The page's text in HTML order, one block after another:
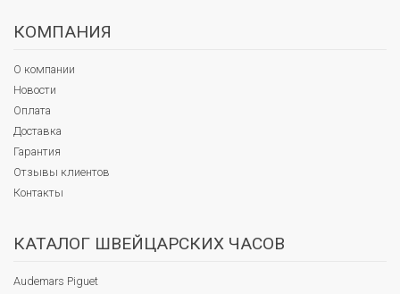
КОМПАНИЯ
О компании
Новости
Оплата
Доставка
Гарантия
Отзывы клиентов
Контакты
КАТАЛОГ ШВЕЙЦАРСКИХ ЧАСОВ
Audemars Piguet